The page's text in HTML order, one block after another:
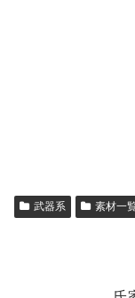
武器系 素材一